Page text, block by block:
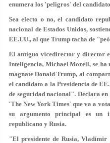
enumera los 'peligros' del candidato
Sea electo o no, el candidato
nacional de Estados Unidos,
EE.UU., al que Trump tacha de
El antiguo vicedirector y director
Inteligencia, Michael Morell, se ha
magnate Donald Trump, al
el candidato a la Presidencia de
de seguridad nacional". Declara
'The New York Times' que va a
su argumento principal es un
republicano y Rusia.
"El presidente de Rusia,